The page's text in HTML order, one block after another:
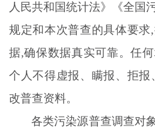
人民共和国统计法》《全国
规定和本次普查的具体要求
据,确保数据真实可靠。任
个人不得虚报、瞒报、拒报
改普查资料。
各类污染源普查调查对